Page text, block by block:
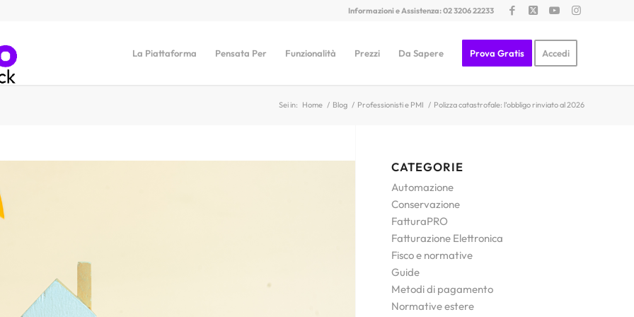
Informazioni e Assistenza: 02 3206 22233
La Piattaforma Pensata Per Funzionalità Prezzi Da Sapere Prova Gratis Accedi
Sei in: Home / Blog / Professionisti e PMI / Polizza catastrofale: l’obbligo rinviato al 2026
CATEGORIE
Automazione
Conservazione
FatturaPRO
Fatturazione Elettronica
Fisco e normative
Guide
Metodi di pagamento
Normative estere